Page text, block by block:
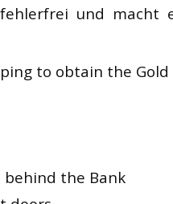
und macht
to obtain the
behind the Bank